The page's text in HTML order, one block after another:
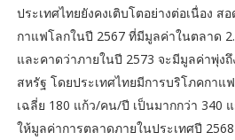
ประเทศไทยยังคงเติบโตอย่างต่อเนื่อง
กาแฟโลกในปี 2567 ที่มีมูลค่าในตลาด
และคาดว่าภายในปี 2573 จะมีมูลค่าพุ่ง
สหรัฐ โดยประเทศไทยมีการบริโภคกาแ
เฉลี่ย 180 แก้ว/คน/ปี เป็นมากกว่า 340
ให้มูลค่าการตลาดภายในประเทศปี